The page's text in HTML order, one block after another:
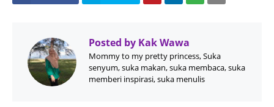
Posted by Kak Wawa
Mommy to my pretty princess, Suka
senyum, suka makan, suka membaca, suka
memberi inspirasi, suka menulis